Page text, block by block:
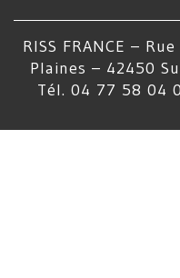
RISS FRANCE –
Plaines – 42450
Tél. 04 77 58 04